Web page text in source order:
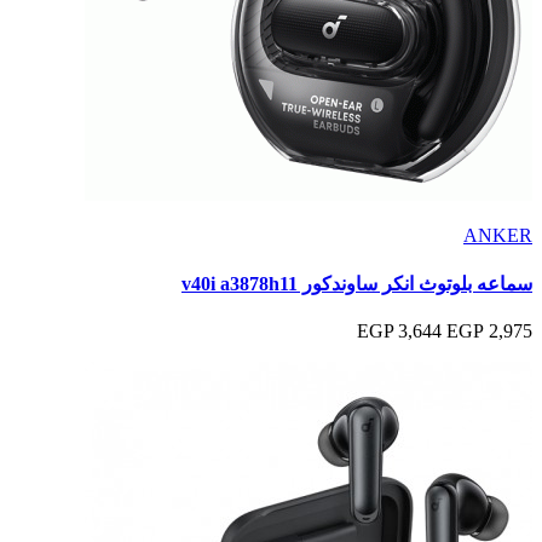
ANKER
سماعه بلوتوث انكر ساوندكور v40i a3878h11
2,975 EGP
3,644 EGP